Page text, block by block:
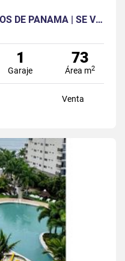
PH SKY POINT TOWER | ALTOS DE PANAMA | SE VENDE| 2REC | 2BAÑ| 1 PAR
1
Garaje
73
Área m2
Venta